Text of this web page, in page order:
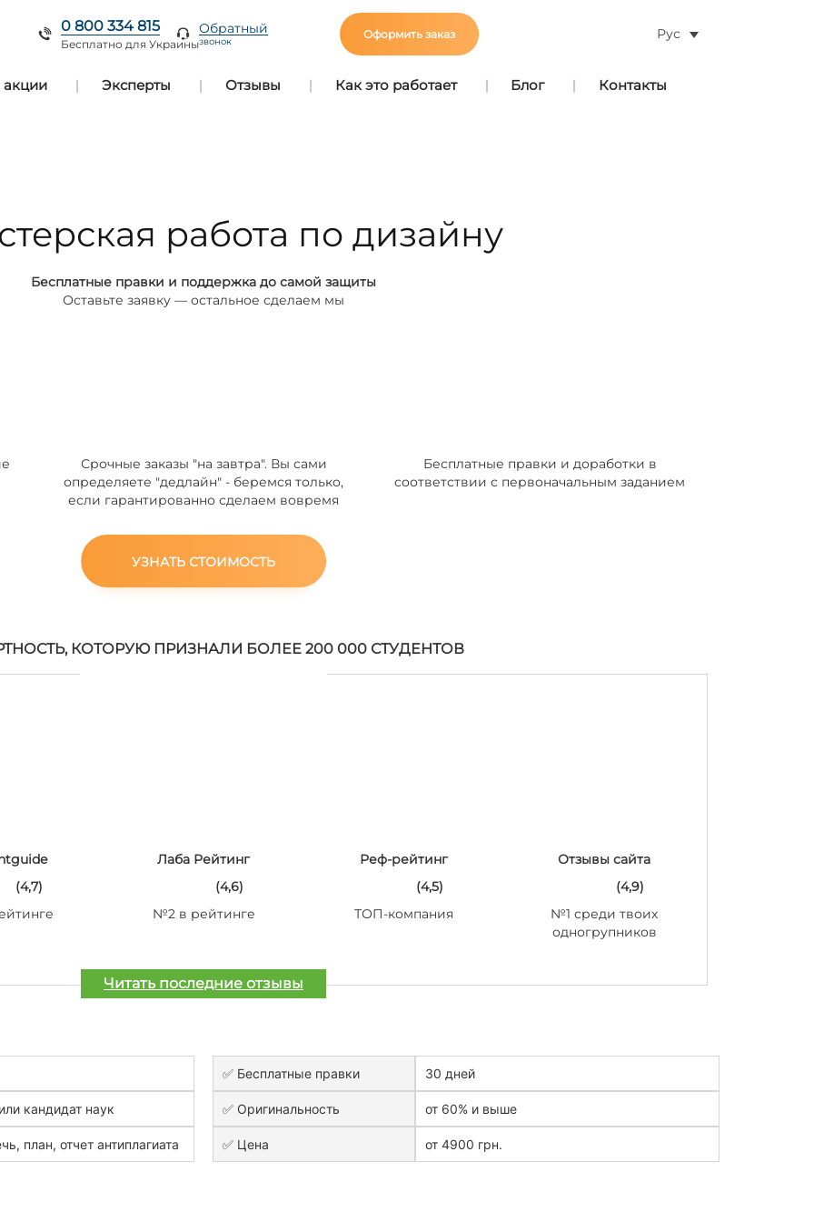
0 800 334 815
Бесплатно для Украины
Обратный
звонок
Оформить заказ Рус
акции Эксперты Отзывы Как это работает Блог Контакты
работа по дизайну
Бесплатные правки и поддержка до самой защиты
Оставьте заявку — остальное сделаем мы
Срочные заказы "на завтра". Вы сами
определяете "дедлайн" - беремся только,
если гарантированно сделаем вовремя
Бесплатные правки и доработки в
соответствии с первоначальным заданием
УЗНАТЬ СТОИМОСТЬ
КОТОРУЮ ПРИЗНАЛИ БОЛЕЕ 200 000 СТУДЕНТОВ
(4,7)
Лаба Рейтинг
(4,6)
№2 в рейтинге
Реф-рейтинг
(4,5)
ТОП-компания
Отзывы сайта
(4,9)
№1 среди твоих
одногрупников
Читать последние отзывы
✅ Бесплатные правки 30 дней
кандидат наук ✅ Оригинальность от 60% и выше
план, отчет антиплагиата ✅ Цена от 4900 грн.